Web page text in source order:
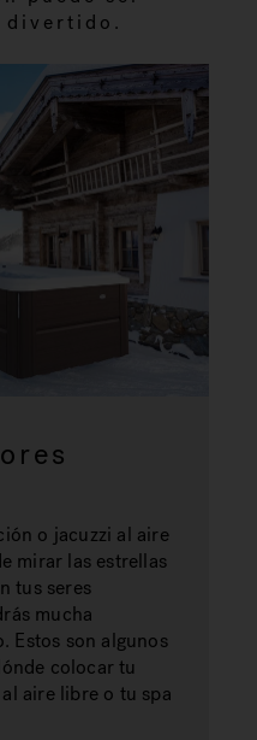
divertido.
o jacuzzi al aire
mirar las estrellas
tus seres
mucha
Estos son algunos
colocar tu
aire libre o tu spa